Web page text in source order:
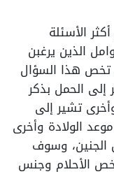
الأسئلة
الذين يرغبن
تخص هذا السؤال
إلى الحمل بذكر
تشير إلى
الولادة وأخرى
وسوف
الأحلام وجنس